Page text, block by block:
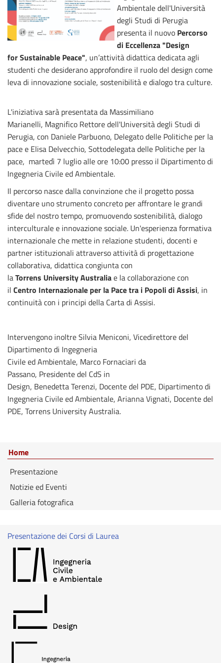
Ambientale dell'Università
degli Studi di Perugia
presenta il nuovo Percorso
di Eccellenza "Design
for Sustainable Peace", un’attività didattica dedicata agli
studenti che desiderano approfondire il ruolo del design come
leva di innovazione sociale, sostenibilità e dialogo tra culture.
L'iniziativa sarà presentata da Massimiliano
Marianelli, Magnifico Rettore dell'Università degli Studi di
Perugia, con Daniele Parbuono, Delegato delle Politiche per la
pace e Elisa Delvecchio, Sottodelegata delle Politiche per la
pace, martedì 7 luglio alle ore 10:00 presso il Dipartimento di
Ingegneria Civile ed Ambientale.
Il percorso nasce dalla convinzione che il progetto possa
diventare uno strumento concreto per affrontare le grandi
sfide del nostro tempo, promuovendo sostenibilità, dialogo
interculturale e innovazione sociale. Un'esperienza formativa
internazionale che mette in relazione studenti, docenti e
partner istituzionali attraverso attività di progettazione
collaborativa, didattica congiunta con
laTorrens University Australiae la collaborazione con
il Centro Internazionale per la Pace tra i Popoli di Assisi, in
continuità con i principi della Carta di Assisi.
Intervengono inoltre Silvia Meniconi, Vicedirettore del
Dipartimento di Ingegneria
Civile ed Ambientale, Marco Fornaciari da
Passano, Presidente del CdS in
Design, Benedetta Terenzi, Docente del PDE, Dipartimento di
Ingegneria Civile ed Ambientale, Arianna Vignati, Docente del
PDE, Torrens University Australia.
Home
Presentazione
Notizie ed Eventi
Galleria fotografica
Presentazione dei Corsi di Laurea